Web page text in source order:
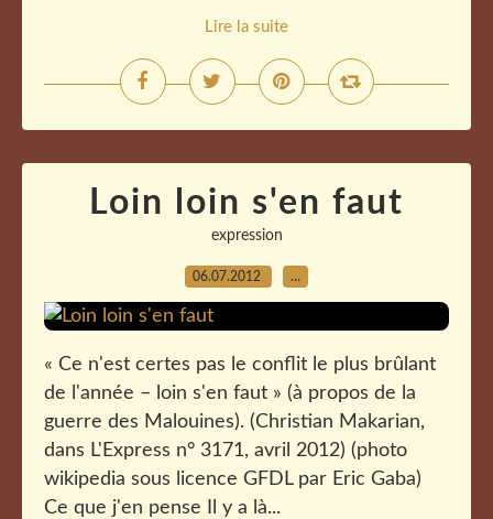
Lire la suite
Loin loin s'en faut
expression
06.07.2012 …
« Ce n'est certes pas le conflit le plus brûlant
de l'année – loin s'en faut » (à propos de la
guerre des Malouines). (Christian Makarian,
dans L'Express n° 3171, avril 2012) (photo
wikipedia sous licence GFDL par Eric Gaba)
Ce que j'en pense Il y a là...